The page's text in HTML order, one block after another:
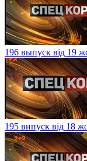
196 выпуск від 19
195 випуск від 18